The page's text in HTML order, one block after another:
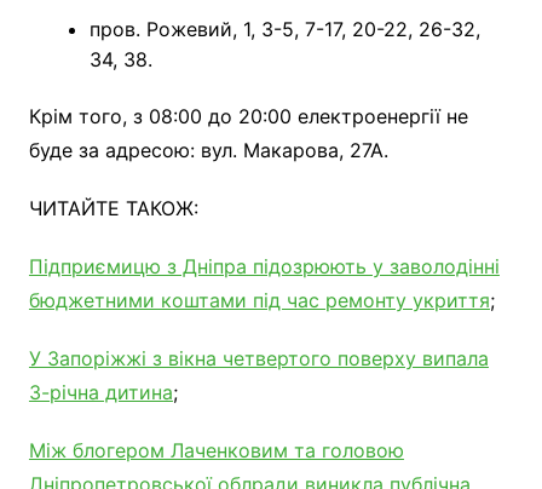
пров. Рожевий, 1, 3-5, 7-17, 20-22, 26-32,
34, 38.
Крім того, з 08:00 до 20:00 електроенергії не
буде за адресою: вул. Макарова, 27А.
ЧИТАЙТЕ ТАКОЖ:
Підприємицю з Дніпра підозрюють у заволодінні
бюджетними коштами під час ремонту укриття;
У Запоріжжі з вікна четвертого поверху випала
3-річна дитина;
Між блогером Лаченковим та головою
Дніпропетровської облради виникла публічна